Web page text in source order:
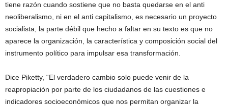
tiene razón cuando sostiene que no basta quedarse en el anti
neoliberalismo, ni en el anti capitalismo, es necesario un proyecto
socialista, la parte débil que hecho a faltar en su texto es que no
aparece la organización, la característica y composición social del
instrumento político para impulsar esa transformación.
Dice Piketty, “El verdadero cambio solo puede venir de la
reapropiación por parte de los ciudadanos de las cuestiones e
indicadores socioeconómicos que nos permitan organizar la